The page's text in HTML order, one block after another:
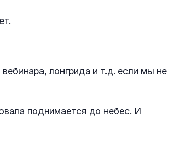
лонгрида и т.д. если мы не
поднимается до небес. И